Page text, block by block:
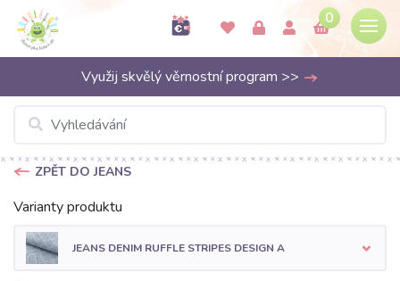
0
Využij skvělý věrnostní program >>
ZPĚT DO JEANS
Varianty produktu
JEANS DENIM RUFFLE STRIPES DESIGN A